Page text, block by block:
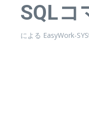
SQLコ
による EasyWork-